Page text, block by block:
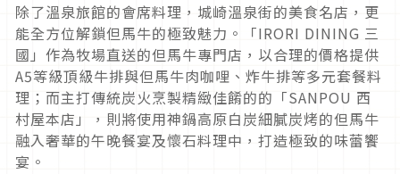
除了溫泉旅館的會席料理，城崎溫泉街的美食名店，更
能全方位解鎖但馬牛的極致魅力。「IRORI DINING 三
國」作為牧場直送的但馬牛專門店，以合理的價格提供
A5等級頂級牛排與但馬牛肉咖哩、炸牛排等多元套餐料
理；而主打傳統炭火烹製精緻佳餚的的「SANPOU 西
村屋本店」，則將使用神鍋高原白炭細膩炭烤的但馬牛
融入奢華的午晚餐宴及懷石料理中，打造極致的味蕾饗
宴。